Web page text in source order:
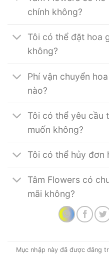
chính không?
Tôi có thể đặt hoa
không?
Phí vận chuyển
nào?
Tôi có thể yêu cầu
muốn không?
Tôi có thể hủy đơn
Tâm Flowers có
mãi không?
Mục nhập này đã được đăng